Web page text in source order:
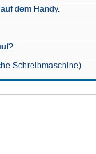
dem Handy.
Schreibmaschine)